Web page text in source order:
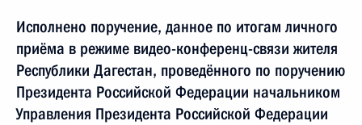
Исполнено поручение, данное по итогам личного
приёма в режиме видео-конференц-связи жителя
Республики Дагестан, проведённого по поручению
Президента Российской Федерации начальником
Управления Президента Российской Федерации